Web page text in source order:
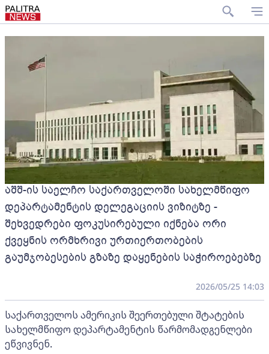
აშშ-ის საელჩო საქართველოში სახელმწიფო
დეპარტამენტის დელეგაციის ვიზიტზე -
შეხვედრები ფოკუსირებული იქნება ორი
ქვეყნის ორმხრივი ურთიერთობების
გაუმჯობესების გზაზე დაყენების საჭიროებებზე
2026/05/25 14:03
საქართველოს ამერიკის შეერთებული შტატების
სახელმწიფო დეპარტამენტის წარმომადგენლები
ეწვივნენ.